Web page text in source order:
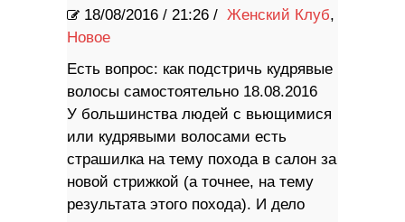
18/08/2016 / 21:26 / Женский Клуб,
Новое
Есть вопрос: как подстричь кудрявые
волосы самостоятельно 18.08.2016
У большинства людей с вьющимися
или кудрявыми волосами есть
страшилка на тему похода в салон за
новой стрижкой (а точнее, на тему
результата этого похода). И дело